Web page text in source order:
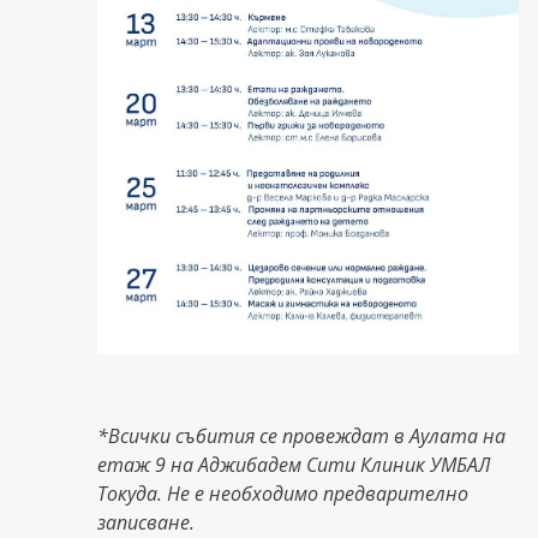
*Всички събития се провеждат в Аулата на
етаж 9 на Аджибадем Сити Клиник УМБАЛ
Токуда. Не е необходимо предварително
записване.